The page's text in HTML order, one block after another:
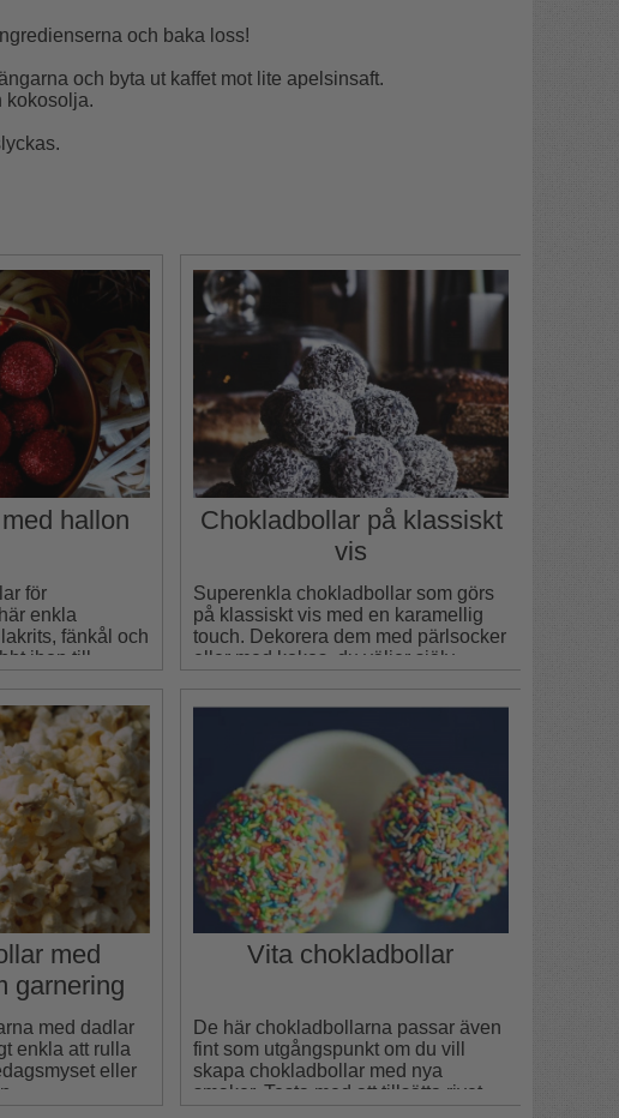
och baka loss!
och byta ut kaffet mot lite apelsinsaft.
kokosolja.
hallon
för
enkla
fänkål och
ihop till
Chokladbollar på klassiskt
vis
Superenkla chokladbollar som görs
på klassiskt vis med en karamellig
touch. Dekorera dem med pärlsocker
eller med kokos, du väljer själv,
med
garnering
med dadlar
enkla att rulla
eller
Vita chokladbollar
De här chokladbollarna passar även
fint som utgångspunkt om du vill
skapa chokladbollar med nya
smaker. Testa med att tillsätta rivet